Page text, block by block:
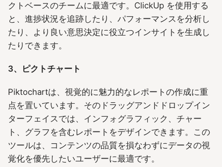
クトベースのチームに最適です。ClickUp を使用する
と、進捗状況を追跡したり、パフォーマンスを分析し
たり、より良い意思決定に役立つインサイトを生成し
たりできます。
3、ピクトチャート
Piktochartは、視覚的に魅力的なレポートの作成に重
点を置いています。そのドラッグアンドドロップイン
ターフェイスでは、インフォグラフィック、チャー
ト、グラフを含むレポートをデザインできます。この
ツールは、コンテンツの品質を損なわずにデータの視
覚化を優先したいユーザーに最適です。